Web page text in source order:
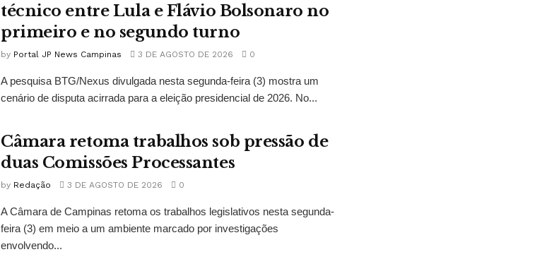
técnico entre Lula e Flávio Bolsonaro no
primeiro e no segundo turno
by Portal JP News Campinas 3 DE AGOSTO DE 2026 0
A pesquisa BTG/Nexus divulgada nesta segunda-feira (3) mostra um
cenário de disputa acirrada para a eleição presidencial de 2026. No...
Câmara retoma trabalhos sob pressão de
duas Comissões Processantes
by Redação 3 DE AGOSTO DE 2026 0
A Câmara de Campinas retoma os trabalhos legislativos nesta segunda-
feira (3) em meio a um ambiente marcado por investigações
envolvendo...